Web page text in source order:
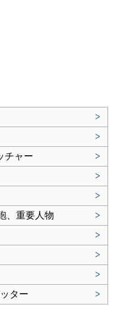
>
>
チャー
>
>
>
、重要人物
>
>
>
>
ター
>